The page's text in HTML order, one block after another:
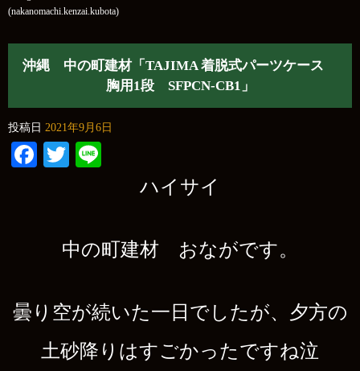
(nakanomachi.kenzai.kubota)
沖縄 中の町建材「TAJIMA 着脱式パーツケース
胸用1段 SFPCN-CB1」
投稿日 2021年9月6日
Facebook
Twitter
ハイサイ
中の町建材 おながです。
曇り空が続いた一日でしたが、夕方の
土砂降りはすごかったですね泣